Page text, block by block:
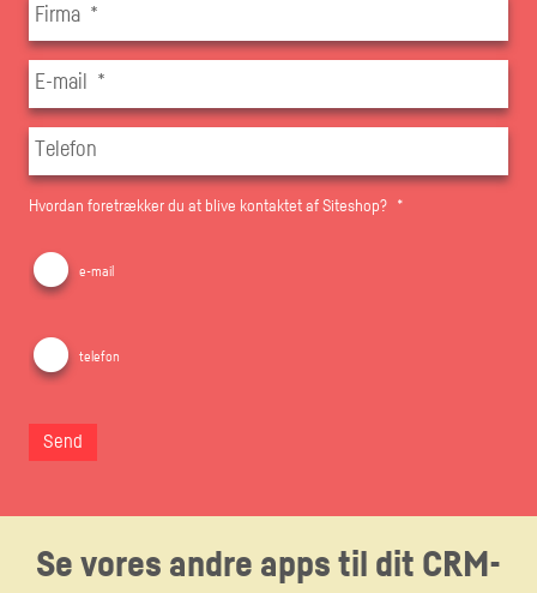
Firma *
E-mail *
Telefon
Hvordan foretrækker du at blive kontaktet af Siteshop? *
e-mail
telefon
Send
Se vores andre apps til dit CRM-